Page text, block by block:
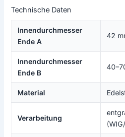
Technische Daten
Innendurchmesser
Ende A
42
Innendurchmesser
Ende B
Material
Verarbeitung